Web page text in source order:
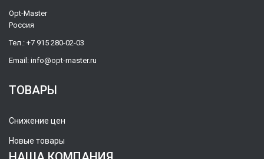
Opt-Master
Россия
Тел.: +7 915 280-02-03
Email: info@opt-master.ru
ТОВАРЫ
Снижение цен
Новые товары